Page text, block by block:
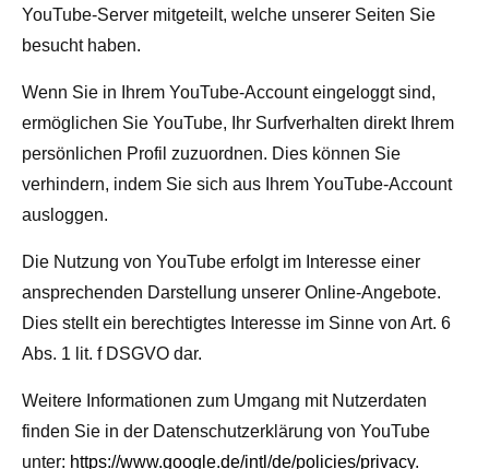
YouTube-Server mitgeteilt, welche unserer Seiten Sie
besucht haben.
Wenn Sie in Ihrem YouTube-Account eingeloggt sind,
ermöglichen Sie YouTube, Ihr Surfverhalten direkt Ihrem
persönlichen Profil zuzuordnen. Dies können Sie
verhindern, indem Sie sich aus Ihrem YouTube-Account
ausloggen.
Die Nutzung von YouTube erfolgt im Interesse einer
ansprechenden Darstellung unserer Online-Angebote.
Dies stellt ein berechtigtes Interesse im Sinne von Art. 6
Abs. 1 lit. f DSGVO dar.
Weitere Informationen zum Umgang mit Nutzerdaten
finden Sie in der Datenschutzerklärung von YouTube
unter: https://www.google.de/intl/de/policies/privacy.